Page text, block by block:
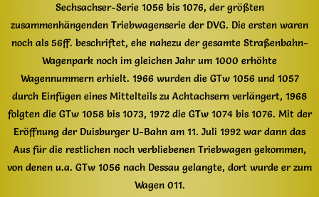
Sechsachser-Serie 1056 bis 1076, der größten
zusammenhängenden Triebwagenserie der DVG. Die ersten waren
noch als 56ff. beschriftet, ehe nahezu der gesamte Straßenbahn-
Wagenpark noch im gleichen Jahr um 1000 erhöhte
Wagennummern erhielt. 1966 wurden die GTw 1056 und 1057
durch Einfügen eines Mittelteils zu Achtachsern verlängert, 1968
folgten die GTw 1058 bis 1073, 1972 die GTw 1074 bis 1076. Mit der
Eröffnung der Duisburger U-Bahn am 11. Juli 1992 war dann das
Aus für die restlichen noch verbliebenen Triebwagen gekommen,
von denen u.a. GTw 1056 nach Dessau gelangte, dort wurde er zum
Wagen 011.